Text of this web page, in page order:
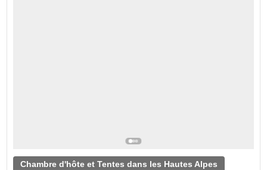
Chambre d'hôte et Tentes dans les Hautes Alpes